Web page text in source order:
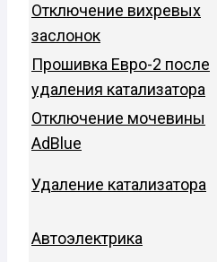
Отключение вихревых
заслонок
Прошивка Евро-2 после
удаления катализатора
Отключение мочевины
AdBlue
Удаление катализатора
Автоэлектрика